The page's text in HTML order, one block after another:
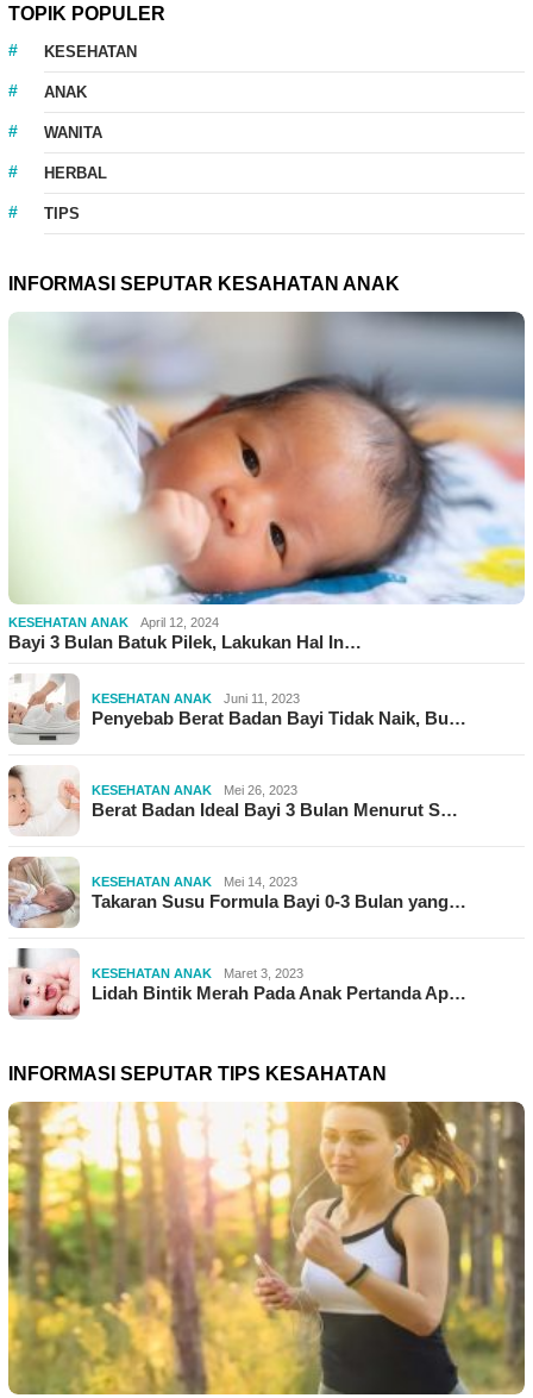
TOPIK POPULER
KESEHATAN
ANAK
WANITA
HERBAL
TIPS
INFORMASI SEPUTAR KESAHATAN ANAK
KESEHATAN ANAK April 12, 2024
Bayi 3 Bulan Batuk Pilek, Lakukan Hal In…
KESEHATAN ANAK Juni 11, 2023
Penyebab Berat Badan Bayi Tidak Naik, Bu…
KESEHATAN ANAK Mei 26, 2023
Berat Badan Ideal Bayi 3 Bulan Menurut S…
KESEHATAN ANAK Mei 14, 2023
Takaran Susu Formula Bayi 0-3 Bulan yang…
KESEHATAN ANAK Maret 3, 2023
Lidah Bintik Merah Pada Anak Pertanda Ap…
INFORMASI SEPUTAR TIPS KESAHATAN